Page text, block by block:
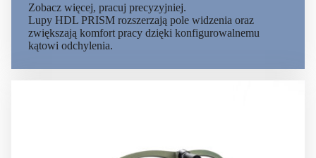
Zobacz więcej, pracuj precyzyjniej.
Lupy HDL PRISM rozszerzają pole widzenia oraz
zwiększają komfort pracy dzięki konfigurowalnemu
kątowi odchylenia.